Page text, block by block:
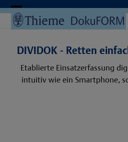
Skip
to
content
Open
menu
Close
menu
DIVIDOK - Retten
Etablierte Einsatzerfassung
intuitiv wie ein Smartphone,